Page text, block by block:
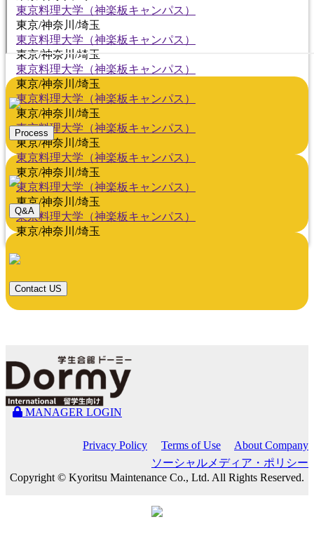
東京料理大学（神楽板キャンパス）
東京/神奈川/埼玉
東京料理大学（神楽板キャンパス）
東京/神奈川/埼玉
東京料理大学（神楽板キャンパス）
東京/神奈川/埼玉
東京料理大学（神楽板キャンパス）
東京/神奈川/埼玉
東京料理大学（神楽板キャンパス）
東京/神奈川/埼玉
東京料理大学（神楽板キャンパス）
東京/神奈川/埼玉
東京料理大学（神楽板キャンパス）
東京/神奈川/埼玉
東京料理大学（神楽板キャンパス）
東京/神奈川/埼玉
Process
Q&A
Contact US
MANAGER LOGIN
Privacy Policy Terms of Use
About Company
ソーシャルメディア・ポリシー
Copyright © Kyoritsu Maintenance Co., Ltd. All Rights Reserved.